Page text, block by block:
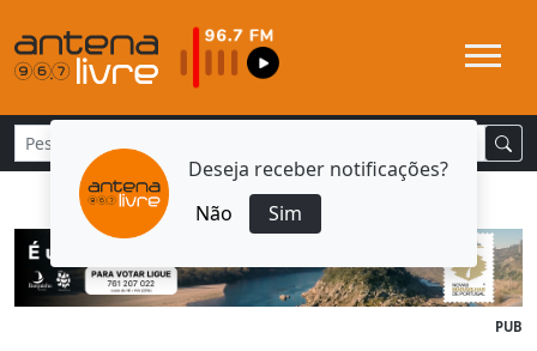
Deseja receber notificações?
Não
Sim
PUB